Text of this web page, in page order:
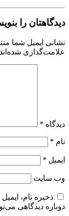
دیدگاهتان را
نشانی ایمیل شما
علامت‌گذاری شده‌اند
دیدگاه *
نام *
ایمیل *
وب‌ سایت
ذخیره نام،
دوباره دیدگاهی